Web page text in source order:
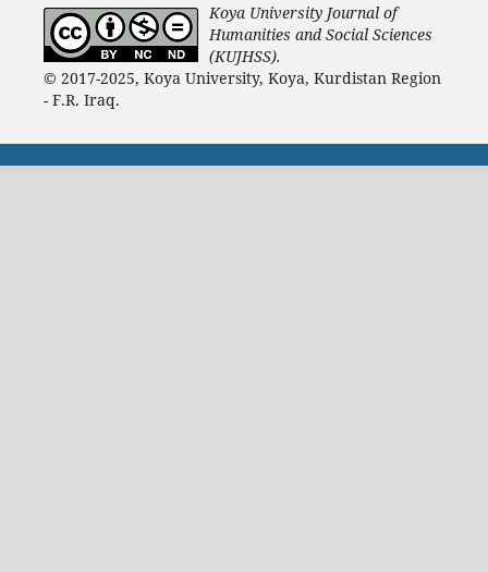
Koya University Journal of
Humanities and Social Sciences
(KUJHSS).
© 2017-2025, Koya University, Koya, Kurdistan Region
- F.R. Iraq.